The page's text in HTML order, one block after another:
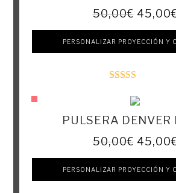
50,00€ 45,00
PERSONALIZAR PROYECCIÓN Y
5.00de 5
PULSERA DENVER
50,00€ 45,00
PERSONALIZAR PROYECCIÓN Y